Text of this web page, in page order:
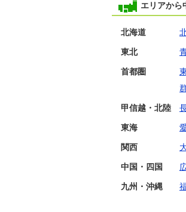
エリアから
北海道
東北
首都圏
甲信越・北陸
東海
関西
中国・四国
九州・沖縄